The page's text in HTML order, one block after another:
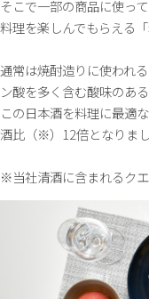
そこで一部の商品に使っ
料理を楽しんでもらえる
通常は焼酎造りに使われ
ン酸を多く含む酸味のあ
この日本酒を料理に最適
酒比（※）12倍となりまし
※当社清酒に含まれるク